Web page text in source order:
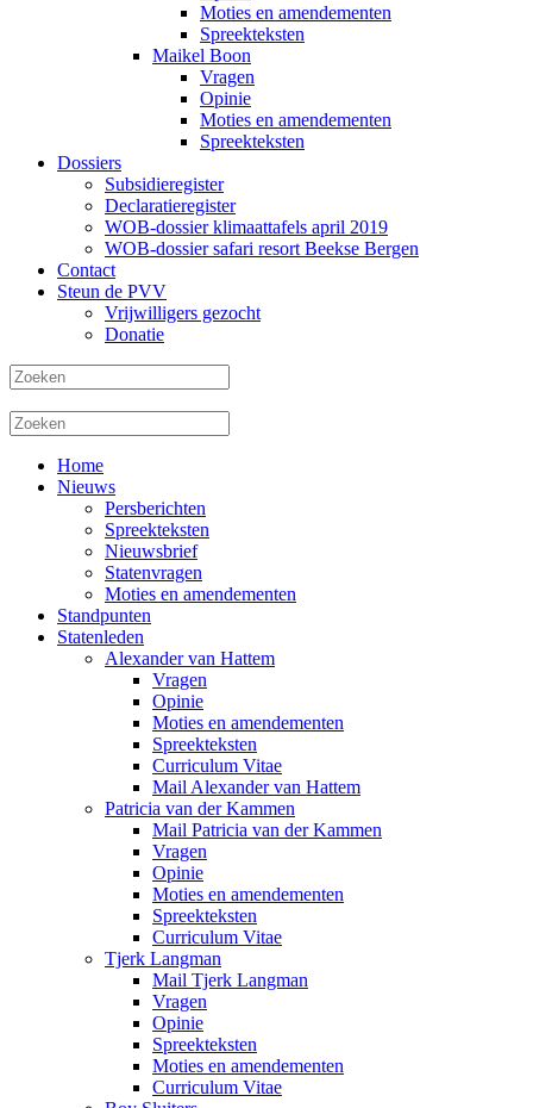
Moties en amendementen
Spreekteksten
Maikel Boon
Vragen
Opinie
Moties en amendementen
Spreekteksten
Dossiers
Subsidieregister
Declaratieregister
WOB-dossier klimaattafels april 2019
WOB-dossier safari resort Beekse Bergen
Contact
Steun de PVV
Vrijwilligers gezocht
Donatie
Home
Nieuws
Persberichten
Spreekteksten
Nieuwsbrief
Statenvragen
Moties en amendementen
Standpunten
Statenleden
Alexander van Hattem
Vragen
Opinie
Moties en amendementen
Spreekteksten
Curriculum Vitae
Mail Alexander van Hattem
Patricia van der Kammen
Mail Patricia van der Kammen
Vragen
Opinie
Moties en amendementen
Spreekteksten
Curriculum Vitae
Tjerk Langman
Mail Tjerk Langman
Vragen
Opinie
Spreekteksten
Moties en amendementen
Curriculum Vitae